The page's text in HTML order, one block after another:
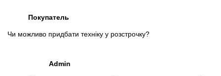
Покупатель
Чи можливо придбати техніку у розстрочку?
Admin